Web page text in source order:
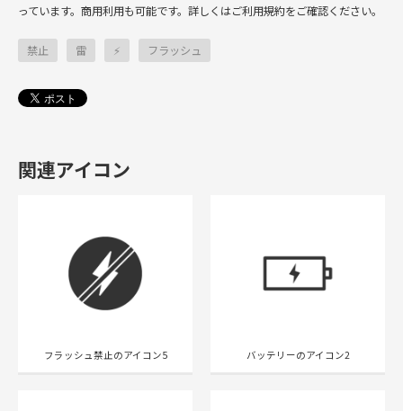
っています。商用利用も可能です。詳しくはご利用規約をご確認ください。
禁止 雷 ⚡ フラッシュ
関連アイコン
フラッシュ禁止のアイコン5 バッテリーのアイコン2